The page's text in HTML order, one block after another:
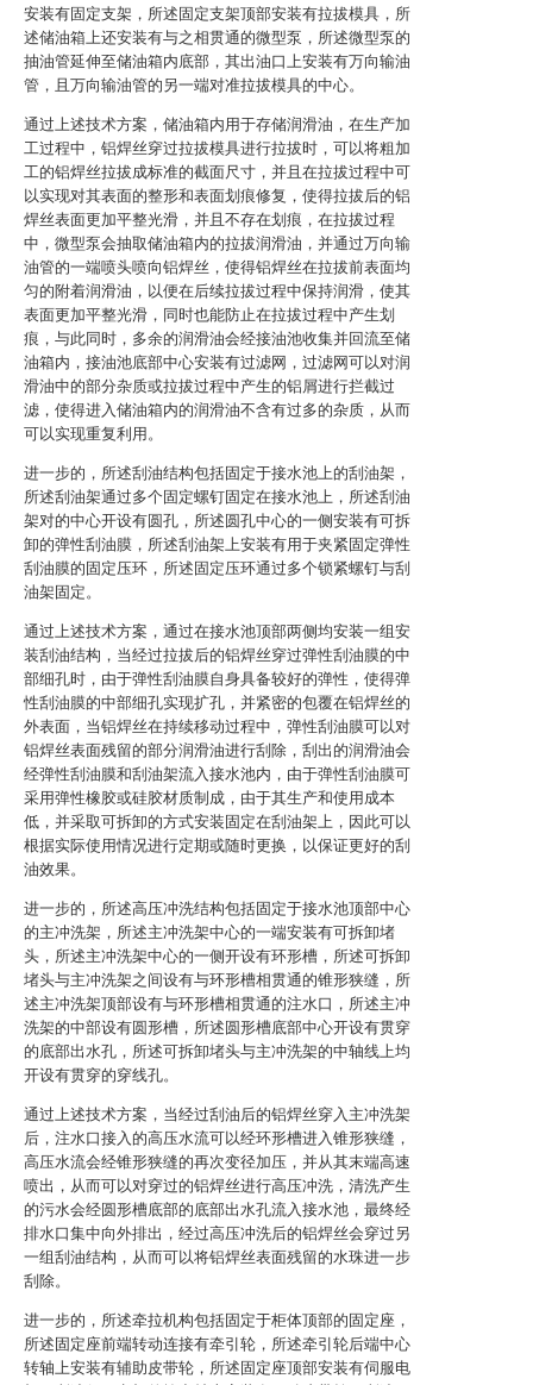
安装有固定支架，所述固定支架顶部安装有拉拔模具，所
述储油箱上还安装有与之相贯通的微型泵，所述微型泵的
抽油管延伸至储油箱内底部，其出油口上安装有万向输油
管，且万向输油管的另一端对准拉拔模具的中心。
通过上述技术方案，储油箱内用于存储润滑油，在生产加
工过程中，铝焊丝穿过拉拔模具进行拉拔时，可以将粗加
工的铝焊丝拉拔成标准的截面尺寸，并且在拉拔过程中可
以实现对其表面的整形和表面划痕修复，使得拉拔后的铝
焊丝表面更加平整光滑，并且不存在划痕，在拉拔过程
中，微型泵会抽取储油箱内的拉拔润滑油，并通过万向输
油管的一端喷头喷向铝焊丝，使得铝焊丝在拉拔前表面均
匀的附着润滑油，以便在后续拉拔过程中保持润滑，使其
表面更加平整光滑，同时也能防止在拉拔过程中产生划
痕，与此同时，多余的润滑油会经接油池收集并回流至储
油箱内，接油池底部中心安装有过滤网，过滤网可以对润
滑油中的部分杂质或拉拔过程中产生的铝屑进行拦截过
滤，使得进入储油箱内的润滑油不含有过多的杂质，从而
可以实现重复利用。
进一步的，所述刮油结构包括固定于接水池上的刮油架，
所述刮油架通过多个固定螺钉固定在接水池上，所述刮油
架对的中心开设有圆孔，所述圆孔中心的一侧安装有可拆
卸的弹性刮油膜，所述刮油架上安装有用于夹紧固定弹性
刮油膜的固定压环，所述固定压环通过多个锁紧螺钉与刮
油架固定。
通过上述技术方案，通过在接水池顶部两侧均安装一组安
装刮油结构，当经过拉拔后的铝焊丝穿过弹性刮油膜的中
部细孔时，由于弹性刮油膜自身具备较好的弹性，使得弹
性刮油膜的中部细孔实现扩孔，并紧密的包覆在铝焊丝的
外表面，当铝焊丝在持续移动过程中，弹性刮油膜可以对
铝焊丝表面残留的部分润滑油进行刮除，刮出的润滑油会
经弹性刮油膜和刮油架流入接水池内，由于弹性刮油膜可
采用弹性橡胶或硅胶材质制成，由于其生产和使用成本
低，并采取可拆卸的方式安装固定在刮油架上，因此可以
根据实际使用情况进行定期或随时更换，以保证更好的刮
油效果。
进一步的，所述高压冲洗结构包括固定于接水池顶部中心
的主冲洗架，所述主冲洗架中心的一端安装有可拆卸堵
头，所述主冲洗架中心的一侧开设有环形槽，所述可拆卸
堵头与主冲洗架之间设有与环形槽相贯通的锥形狭缝，所
述主冲洗架顶部设有与环形槽相贯通的注水口，所述主冲
洗架的中部设有圆形槽，所述圆形槽底部中心开设有贯穿
的底部出水孔，所述可拆卸堵头与主冲洗架的中轴线上均
开设有贯穿的穿线孔。
通过上述技术方案，当经过刮油后的铝焊丝穿入主冲洗架
后，注水口接入的高压水流可以经环形槽进入锥形狭缝，
高压水流会经锥形狭缝的再次变径加压，并从其末端高速
喷出，从而可以对穿过的铝焊丝进行高压冲洗，清洗产生
的污水会经圆形槽底部的底部出水孔流入接水池，最终经
排水口集中向外排出，经过高压冲洗后的铝焊丝会穿过另
一组刮油结构，从而可以将铝焊丝表面残留的水珠进一步
刮除。
进一步的，所述牵拉机构包括固定于柜体顶部的固定座，
所述固定座前端转动连接有牵引轮，所述牵引轮后端中心
转轴上安装有辅助皮带轮，所述固定座顶部安装有伺服电